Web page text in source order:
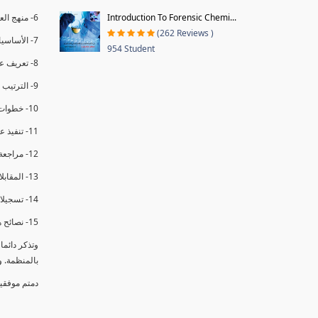
6- منهج العملية في التدقيق الداخلي.
7- الأساسيات المتعلقة بعملية التدقيق الداخلي.
8- تعريف عدم المطابقة والملاحظات.
9- الترتيب والتنظيم للتدقيق الداخلي.
10- خطوات عملية التدقيق الداخلي.
11- تنفيذ عملية التدقيق الداخلي والاجتماع الافتتاحي.
12- مراجعة السجلات والوثائق.
13- المقابلات مع الموظفين ومراقبة الانشطة والمرافق.
14- تسجيلات الأدلة أثناء التدقيق.
15- نصائح هامة لتدقيق ناجح.
وتذكر
دمتم
Introduction To Forensic Chemi...
(262 Reviews )
954 Student